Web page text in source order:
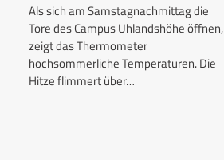
Als sich am Samstagnachmittag die
Tore des Campus Uhlandshöhe öffnen,
zeigt das Thermometer
hochsommerliche Temperaturen. Die
Hitze flimmert über…